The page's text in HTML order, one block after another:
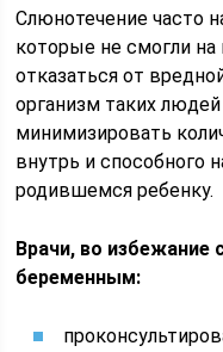
Слюнотечение часто
которые не смогли
отказаться от
организм таких
минимизировать
внутрь и способного
родившемся ребенку.
Врачи, во избежание
беременным: